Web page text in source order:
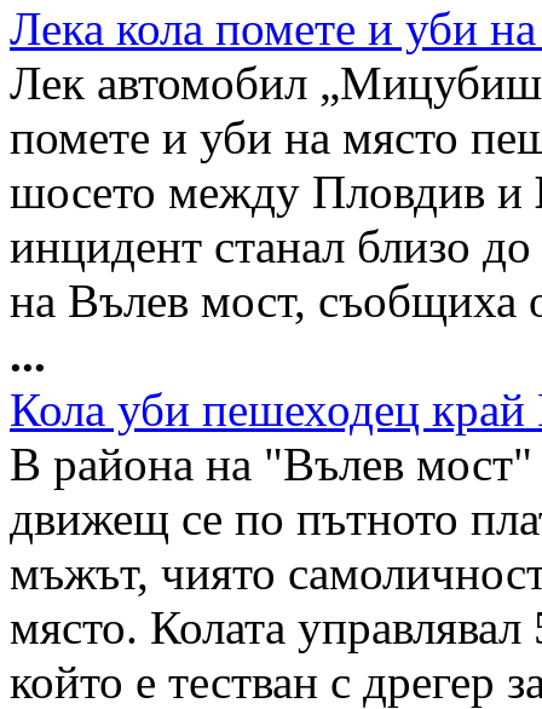
Лека кола помете и уби
Лек автомобил
помете и уби на място
шосето между Пловдив и
инцидент станал близо
на Вълев мост, съобщиха
...
Кола уби пешеходец
В района на "Вълев
движещ се по пътното
мъжът, чиято
място. Колата
който е тестван с дрегер